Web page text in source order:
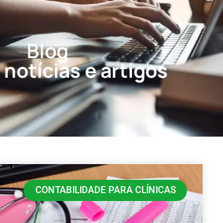
Blog
e artigos
CONTABILIDADE PARA CLÍNICAS